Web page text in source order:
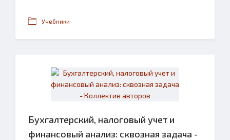
Учебники
Бухгалтерский, налоговый учет и
финансовый анализ: сквозная задача -